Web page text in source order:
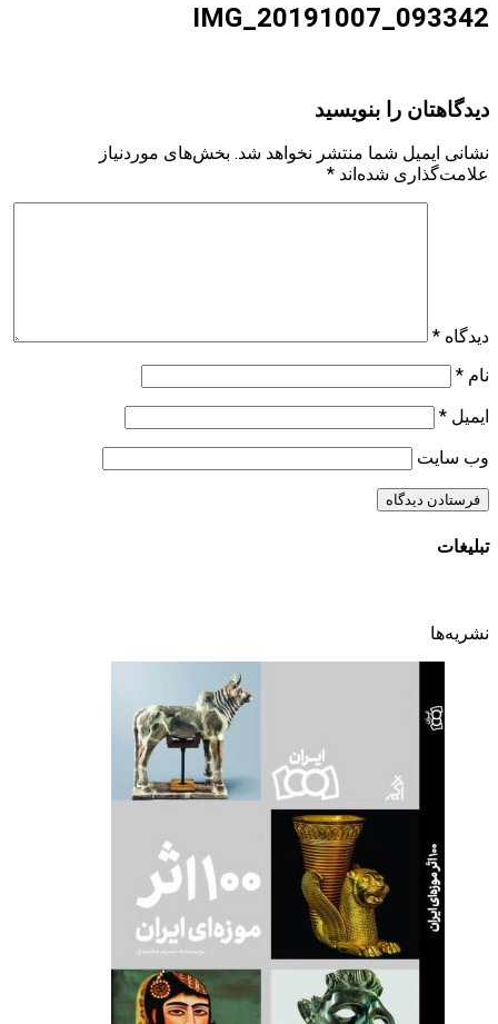
IMG_20191007_093342
دیدگاهتان را بنویسید
نشانی ایمیل شما منتشر نخواهد شد. بخش‌های موردنیاز
علامت‌گذاری شده‌اند *
دیدگاه *
نام *
ایمیل *
وب‌ سایت
تبلیغات
نشریه‌ها